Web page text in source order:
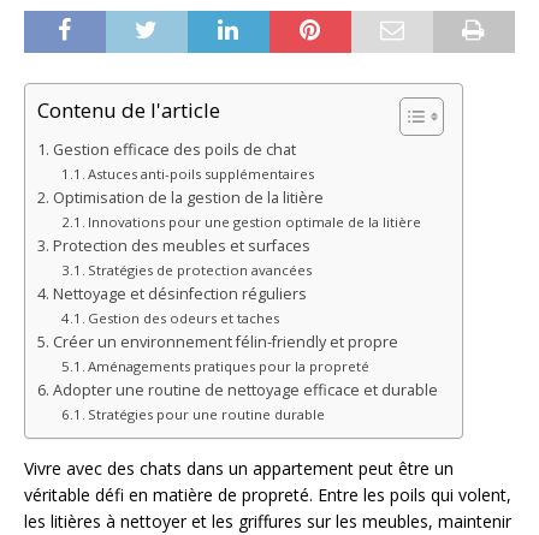
Contenu de l'article
Gestion efficace des poils de chat
Astuces anti-poils supplémentaires
Optimisation de la gestion de la litière
Innovations pour une gestion optimale de la litière
Protection des meubles et surfaces
Stratégies de protection avancées
Nettoyage et désinfection réguliers
Gestion des odeurs et taches
Créer un environnement félin-friendly et propre
Aménagements pratiques pour la propreté
Adopter une routine de nettoyage efficace et durable
Stratégies pour une routine durable
Vivre avec des chats dans un appartement peut être un
véritable défi en matière de propreté. Entre les poils qui volent,
les litières à nettoyer et les griffures sur les meubles, maintenir